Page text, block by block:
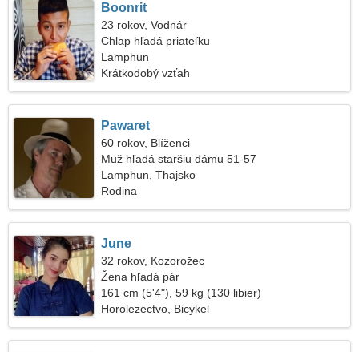
Boonrit
23 rokov, Vodnár
Chlap hľadá priateľku
Lamphun
Krátkodobý vzťah
Pawaret
60 rokov, Blíženci
Muž hľadá staršiu dámu 51-57
Lamphun, Thajsko
Rodina
June
32 rokov, Kozorožec
Žena hľadá pár
161 cm (5'4"), 59 kg (130 libier)
Horolezectvo, Bicykel